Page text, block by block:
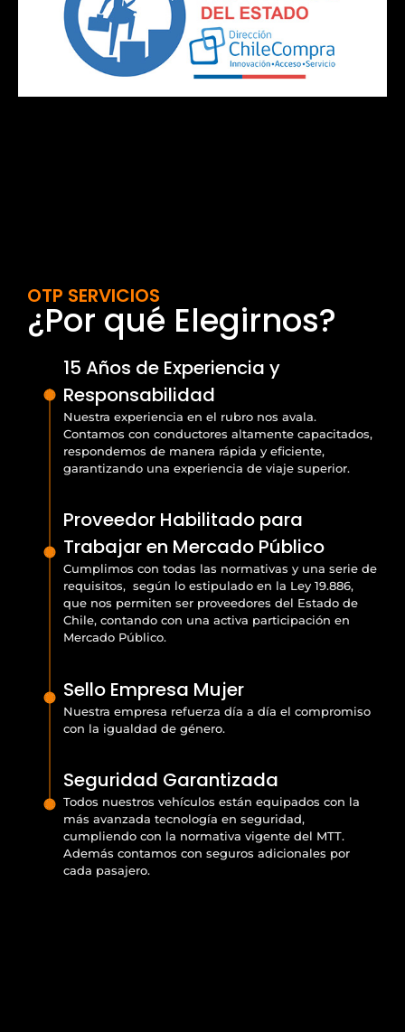
OTP SERVICIOS
¿Por qué Elegirnos?
15 Años de Experiencia y
Responsabilidad
Nuestra experiencia en el rubro nos avala.
Contamos con conductores altamente capacitados,
respondemos de manera rápida y eficiente,
garantizando una experiencia de viaje superior.
Proveedor Habilitado para
Trabajar en Mercado Público
Cumplimos con todas las normativas y una serie de
requisitos, según lo estipulado en la Ley 19.886,
que nos permiten ser proveedores del Estado de
Chile, contando con una activa participación en
Mercado Público.
Sello Empresa Mujer
Nuestra empresa refuerza día a día el compromiso
con la igualdad de género.
Seguridad Garantizada
Todos nuestros vehículos están equipados con la
más avanzada tecnología en seguridad,
cumpliendo con la normativa vigente del MTT.
Además contamos con seguros adicionales por
cada pasajero.